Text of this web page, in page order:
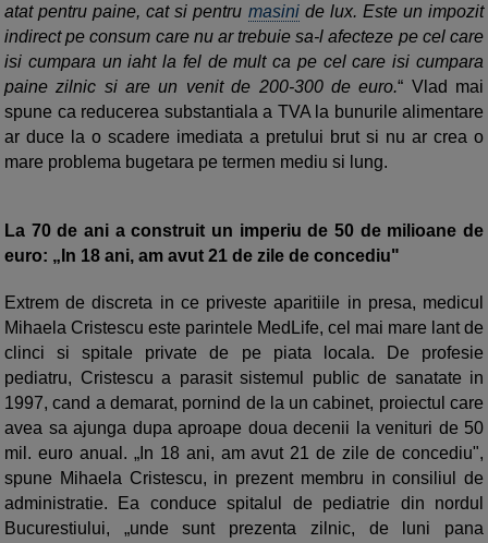
atat pentru paine, cat si pentru masinide lux. Este un impozit
indirect pe consum care nu ar trebuie sa-l afecteze pe cel care
isi cumpara un iaht la fel de mult ca pe cel care isi cumpara
paine zilnic si are un venit de 200-300 de euro.“ Vlad mai
spune ca reducerea substantiala a TVA la bunurile alimentare
ar duce la o scadere imediata a pretului brut si nu ar crea o
mare problema bugetara pe termen mediu si lung.
La 70 de ani a construit un imperiu de 50 de milioane de
euro: „In 18 ani, am avut 21 de zile de concediu"
Extrem de discreta in ce priveste aparitiile in presa, medicul
Mihaela Cristescu este parintele MedLife, cel mai mare lant de
clinci si spitale private de pe piata locala. De profesie
pediatru, Cristescu a parasit sistemul public de sanatate in
1997, cand a demarat, pornind de la un cabinet, proiectul care
avea sa ajunga dupa aproape doua decenii la venituri de 50
mil. euro anual. „In 18 ani, am avut 21 de zile de concediu",
spune Mihaela Cristescu, in prezent membru in consiliul de
administratie. Ea conduce spitalul de pediatrie din nordul
Bucurestiului, „unde sunt prezenta zilnic, de luni pana